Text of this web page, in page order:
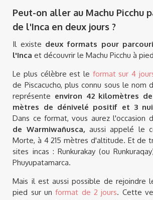
Peut-on aller au Machu Picchu
de l'Inca en deux jours ?
Il existe deux formats pour
l'Incaet découvrir le Machu Picchu à
Le plus célèbre est le format sur 4
de Piscacucho, plus connu sous le nom
représente environ 42 kilomètres
mètres de dénivelé positif et 3
Dans ce format, vous aurez l'occasion
de Warmiwañusca, aussi appelé le
Morte, à 4 215 mètres d'altitude. Et de
sites incas : Runkurakay (ou
Phuyupatamarca.
Mais il est aussi possible de rejoindre
pied sur unformat de 2 jours. Cette